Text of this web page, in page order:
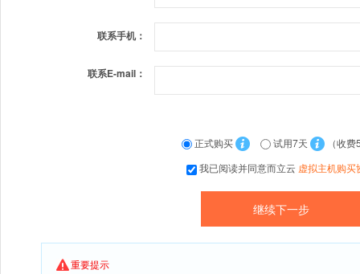
联系手机：
联系E-mail：
正式购买 试用7天
（收费
我已阅读并同意而立云 虚拟主机购买
重要提示